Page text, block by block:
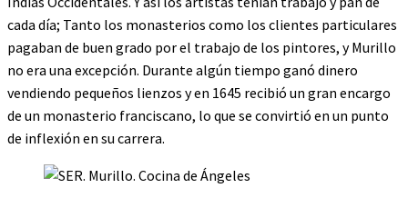
cada día; Tanto los monasterios como los clientes particulares
pagaban de buen grado por el trabajo de los pintores, y Murillo
no era una excepción. Durante algún tiempo ganó dinero
vendiendo pequeños lienzos y en 1645 recibió un gran encargo
de un monasterio franciscano, lo que se convirtió en un punto
de inflexión en su carrera.